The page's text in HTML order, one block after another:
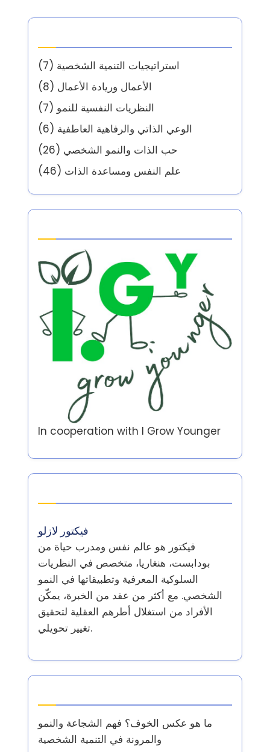
استراتيجيات التنمية الشخصية (7)
الأعمال وريادة الأعمال (8)
النظريات النفسية للنمو (7)
الوعي الذاتي والرفاهية العاطفية (6)
حب الذات والنمو الشخصي (26)
علم النفس ومساعدة الذات (46)
In cooperation with I Grow Younger
فيكتور لازلو
فيكتور هو عالم نفس ومدرب حياة من
بودابست، هنغاريا، متخصص في النظريات
السلوكية المعرفية وتطبيقاتها في النمو
الشخصي. مع أكثر من عقد من الخبرة، يمكّن
الأفراد من استغلال أطرهم العقلية لتحقيق
تغيير تحويلي.
ما هو عكس الخوف؟ فهم الشجاعة والنمو
والمرونة في التنمية الشخصية